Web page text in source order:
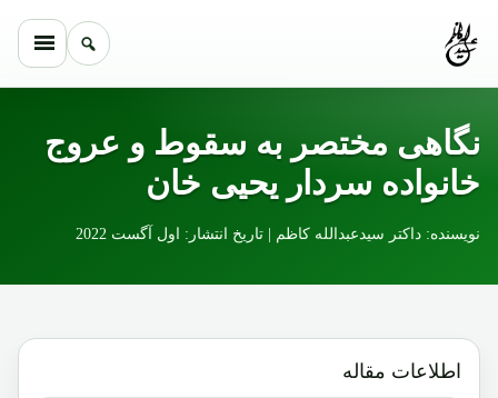
نگاهی مختصر به سقوط و عروج
خانواده سردار یحیی خان
نویسنده: داکتر سیدعبدالله کاظم | تاریخ انتشار: اول آگست 2022
اطلاعات مقاله